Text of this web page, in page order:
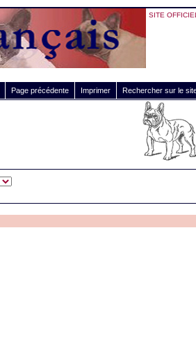
SITE
Rechercher sur le
Imprimer
Page précédente